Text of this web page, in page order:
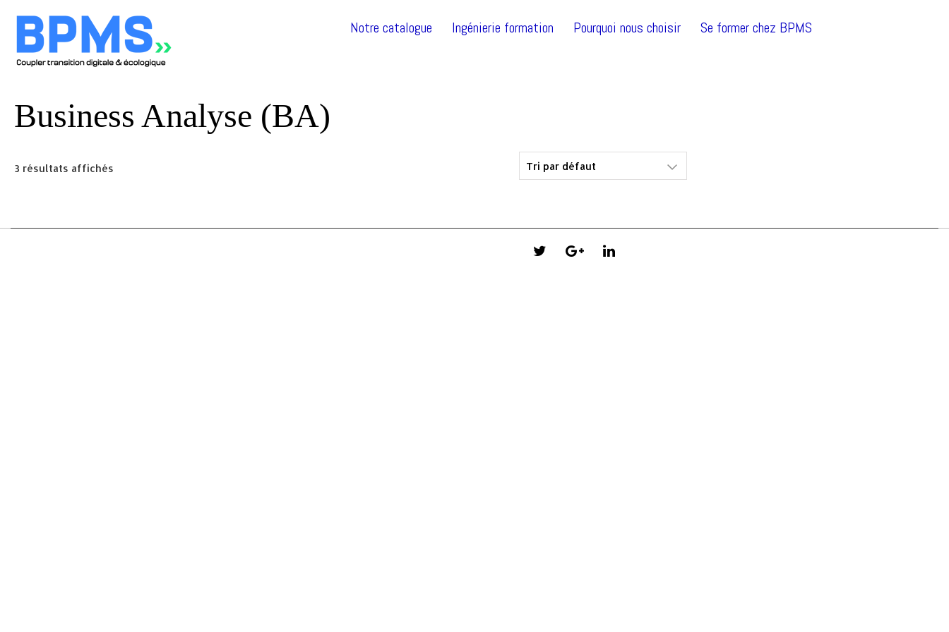
Notre catalogue Ingénierie formation Pourquoi nous choisir Se former chez BPMS
Business Analyse (BA)
3 résultats affichés